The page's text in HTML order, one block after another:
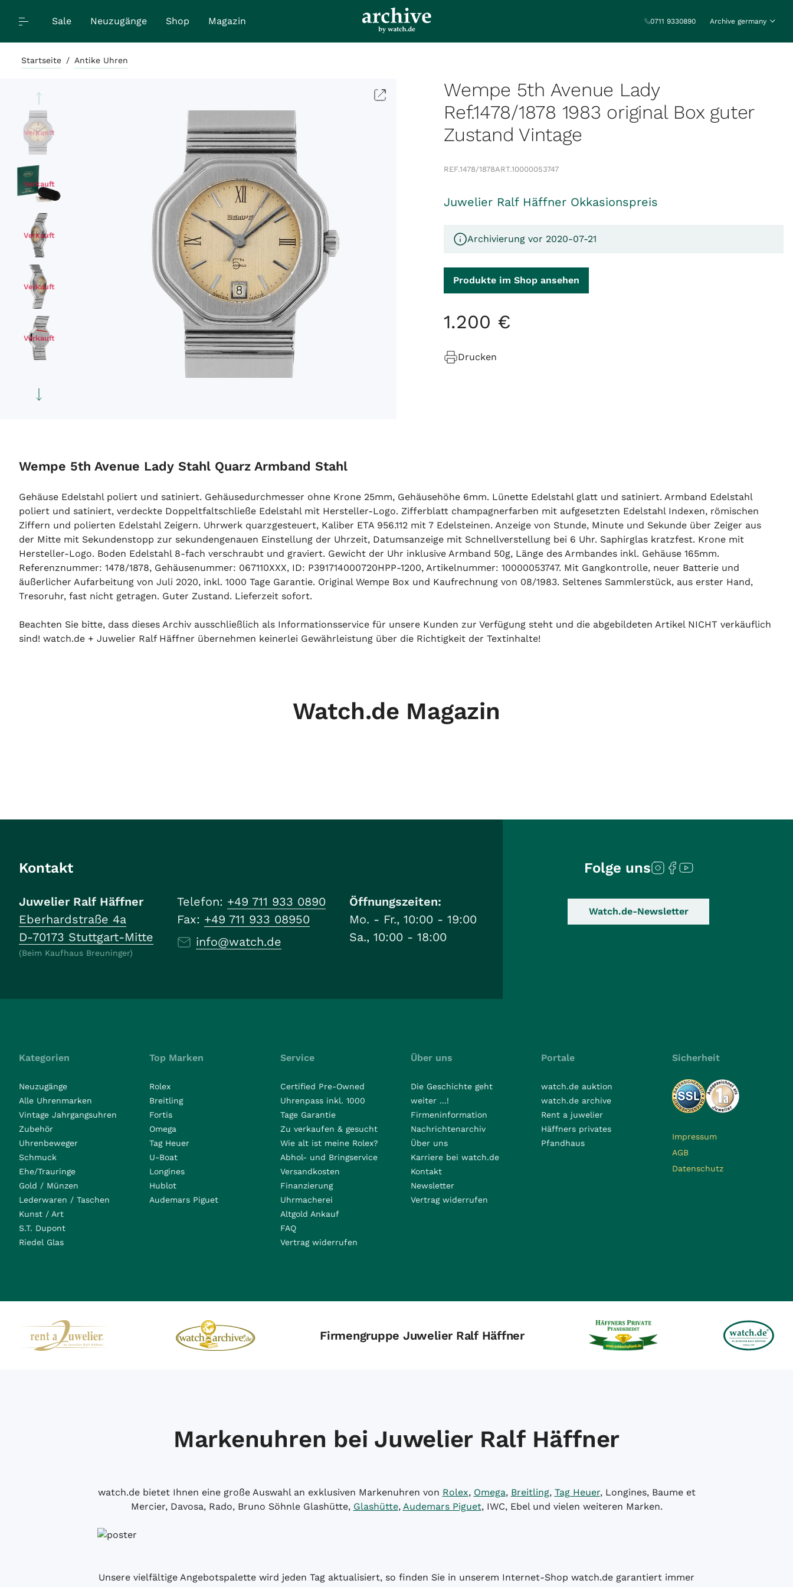
Sale Neuzugänge Shop Magazin 0711 9330890 Archive germany
Startseite / Antike Uhren
Wempe 5th Avenue Lady
Ref.1478/1878 1983 original Box guter
Zustand Vintage
Verkauft
Verkauft
Verkauft
Verkauft
Verkauft
Verkauft
Verkauft
REF.1478/1878ART.10000053747
Juwelier Ralf Häffner Okkasionspreis
Archivierung vor 2020-07-21
Produkte im Shop ansehen
1.200 €
Drucken
Wempe 5th Avenue Lady Stahl Quarz Armband Stahl
Gehäuse Edelstahl poliert und satiniert. Gehäusedurchmesser ohne Krone 25mm, Gehäusehöhe 6mm. Lünette Edelstahl glatt und satiniert. Armband Edelstahl
poliert und satiniert, verdeckte Doppeltfaltschließe Edelstahl mit Hersteller-Logo. Zifferblatt champagnerfarben mit aufgesetzten Edelstahl Indexen, römischen
Ziffern und polierten Edelstahl Zeigern. Uhrwerk quarzgesteuert, Kaliber ETA 956.112 mit 7 Edelsteinen. Anzeige von Stunde, Minute und Sekunde über Zeiger aus
der Mitte mit Sekundenstopp zur sekundengenauen Einstellung der Uhrzeit, Datumsanzeige mit Schnellverstellung bei 6 Uhr. Saphirglas kratzfest. Krone mit
Hersteller-Logo. Boden Edelstahl 8-fach verschraubt und graviert. Gewicht der Uhr inklusive Armband 50g, Länge des Armbandes inkl. Gehäuse 165mm.
Referenznummer: 1478/1878, Gehäusenummer: 067110XXX, ID: P391714000720HPP-1200, Artikelnummer: 10000053747. Mit Gangkontrolle, neuer Batterie und
äußerlicher Aufarbeitung von Juli 2020, inkl. 1000 Tage Garantie. Original Wempe Box und Kaufrechnung von 08/1983. Seltenes Sammlerstück, aus erster Hand,
Tresoruhr, fast nicht getragen. Guter Zustand. Lieferzeit sofort.
Beachten Sie bitte, dass dieses Archiv ausschließlich als Informationsservice für unsere Kunden zur Verfügung steht und die abgebildeten Artikel NICHT verkäuflich
sind! watch.de + Juwelier Ralf Häffner übernehmen keinerlei Gewährleistung über die Richtigkeit der Textinhalte!
Watch.de Magazin
Kontakt
Juwelier Ralf Häffner
Eberhardstraße 4a
D-70173 Stuttgart-Mitte
(Beim Kaufhaus Breuninger)
Telefon: +49 711 933 0890
Fax: +49 711 933 08950
info@watch.de
Öffnungszeiten:
Mo. - Fr., 10:00 - 19:00
Sa., 10:00 - 18:00
Folge uns
Watch.de-Newsletter
Kategorien
Neuzugänge
Alle Uhrenmarken
Vintage Jahrgangsuhren
Zubehör
Uhrenbeweger
Schmuck
Ehe/Trauringe
Gold / Münzen
Lederwaren / Taschen
Kunst / Art
S.T. Dupont
Riedel Glas
Top Marken
Rolex
Breitling
Fortis
Omega
Tag Heuer
U-Boat
Longines
Hublot
Audemars Piguet
Service
Certified Pre-Owned
Uhrenpass inkl. 1000
Tage Garantie
Zu verkaufen & gesucht
Wie alt ist meine Rolex?
Abhol- und Bringservice
Versandkosten
Finanzierung
Uhrmacherei
Altgold Ankauf
FAQ
Vertrag widerrufen
Über uns
Die Geschichte geht
weiter ...!
Firmeninformation
Nachrichtenarchiv
Über uns
Karriere bei watch.de
Kontakt
Newsletter
Vertrag widerrufen
Portale
watch.de auktion
watch.de archive
Rent a juwelier
Häffners privates
Pfandhaus
Sicherheit
Impressum
AGB
Datenschutz
Firmengruppe Juwelier Ralf Häffner
Markenuhren bei Juwelier Ralf Häffner
watch.de bietet Ihnen eine große Auswahl an exklusiven Markenuhren von Rolex, Omega, Breitling, Tag Heuer, Longines, Baume et
Mercier, Davosa, Rado, Bruno Söhnle Glashütte, Glashütte, Audemars Piguet, IWC, Ebel und vielen weiteren Marken.
Unsere vielfältige Angebotspalette wird jeden Tag aktualisiert, so finden Sie in unserem Internet-Shop watch.de garantiert immer